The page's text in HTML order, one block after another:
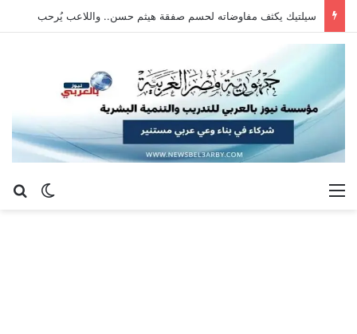
سيلتيك يكثف مفاوضاته لحسم صفقة هيثم حسن.. واللاعب يُرحب
الوضع القائمة